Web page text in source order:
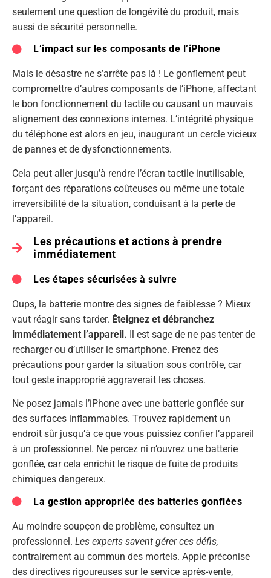
seulement une question de longévité du produit, mais
aussi de sécurité personnelle.
L’impact sur les composants de l’iPhone
Mais le désastre ne s’arrête pas là ! Le gonflement peut
compromettre d’autres composants de l’iPhone, affectant
le bon fonctionnement du tactile ou causant un mauvais
alignement des connexions internes. L’intégrité physique
du téléphone est alors en jeu, inaugurant un cercle vicieux
de pannes et de dysfonctionnements.
Cela peut aller jusqu’à rendre l’écran tactile inutilisable,
forçant des réparations coûteuses ou même une totale
irreversibilité de la situation, conduisant à la perte de
l’appareil.
Les précautions et actions à prendre
immédiatement
Les étapes sécurisées à suivre
Oups, la batterie montre des signes de faiblesse ? Mieux
vaut réagir sans tarder. Éteignez et débranchez
immédiatement l’appareil. Il est sage de ne pas tenter de
recharger ou d’utiliser le smartphone. Prenez des
précautions pour garder la situation sous contrôle, car
tout geste inapproprié aggraverait les choses.
Ne posez jamais l’iPhone avec une batterie gonflée sur
des surfaces inflammables. Trouvez rapidement un
endroit sûr jusqu’à ce que vous puissiez confier l’appareil
à un professionnel. Ne percez ni n’ouvrez une batterie
gonflée, car cela enrichit le risque de fuite de produits
chimiques dangereux.
La gestion appropriée des batteries gonflées
Au moindre soupçon de problème, consultez un
professionnel. Les experts savent gérer ces défis,
contrairement au commun des mortels. Apple préconise
des directives rigoureuses sur le service après-vente,